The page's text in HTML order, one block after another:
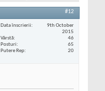
#12
Data înscrierii
9th October
2015
Vârstă
46
Posturi
65
Putere Rep
20